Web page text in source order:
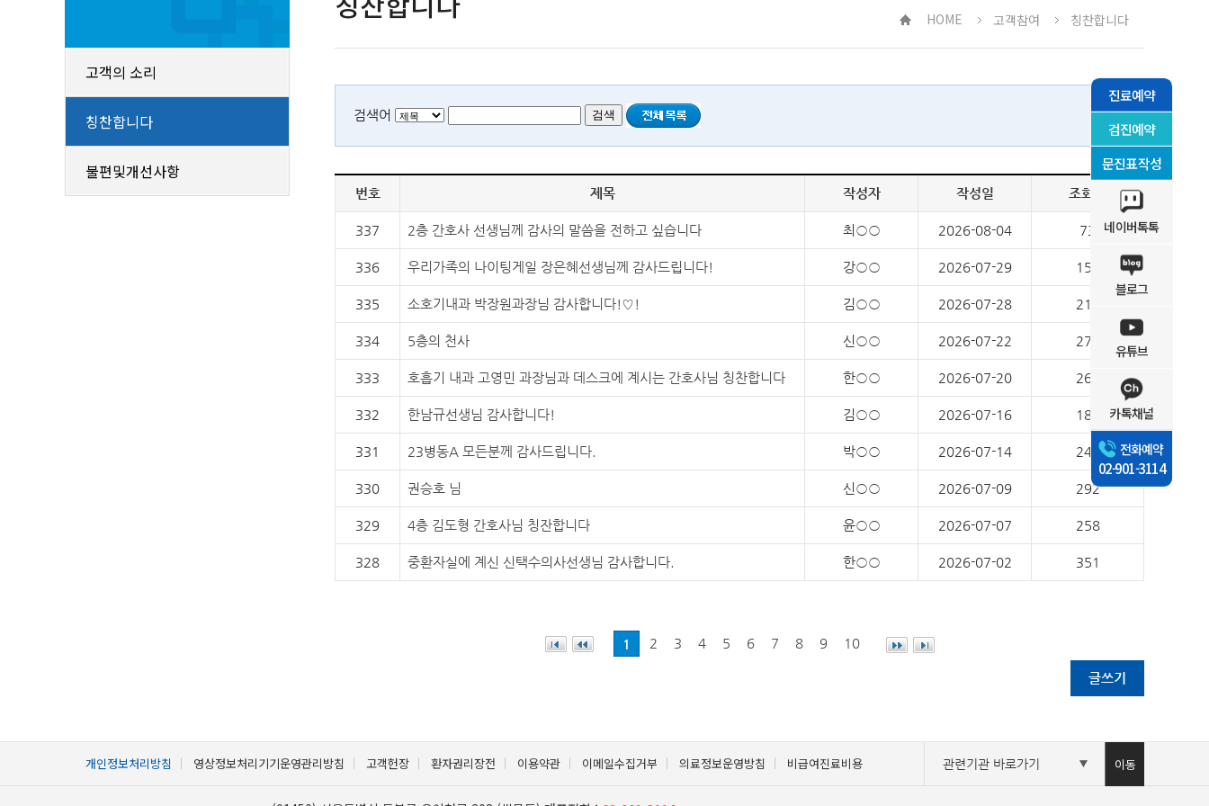
진료예약
검진예약
문진표작성
네이버톡톡
블로그
유튜브
카톡채널
전화예약
02-901-3114
고객의 소리
칭찬합니다
불편및개선사항
HOME 고객참여 칭찬합니다
검색어
번호 제목 작성자 작성일 조회수
337 2층 간호사 선생님께 감사의 말씀을 전하고 싶습니다 최○○ 2026-08-04 73
336 우리가족의 나이팅게일 장은혜선생님께 감사드립니다! 강○○ 2026-07-29 156
335 소호기내과 박장원과장님 감사합니다!♡! 김○○ 2026-07-28 214
334 5층의 천사 신○○ 2026-07-22 278
333 호흡기 내과 고영민 과장님과 데스크에 계시는 간호사님 칭찬합니다 한○○ 2026-07-20 267
332 한남규선생님 감사합니다! 김○○ 2026-07-16 185
331 23병동A 모든분께 감사드립니다. 박○○ 2026-07-14 241
330 권승호 님 신○○ 2026-07-09 292
329 4층 김도형 간호사님 칭잔합니다 윤○○ 2026-07-07 258
328 중환자실에 계신 신택수의사선생님 감사합니다. 한○○ 2026-07-02 351
1 2 3 4 5 6 7 8 9 10
글쓰기
개인정보처리방침 영상정보처리기기운영관리방침 고객헌장 환자권리장전 이용약관 이메일수집거부 의료정보운영방침 비급여진료비용 이동